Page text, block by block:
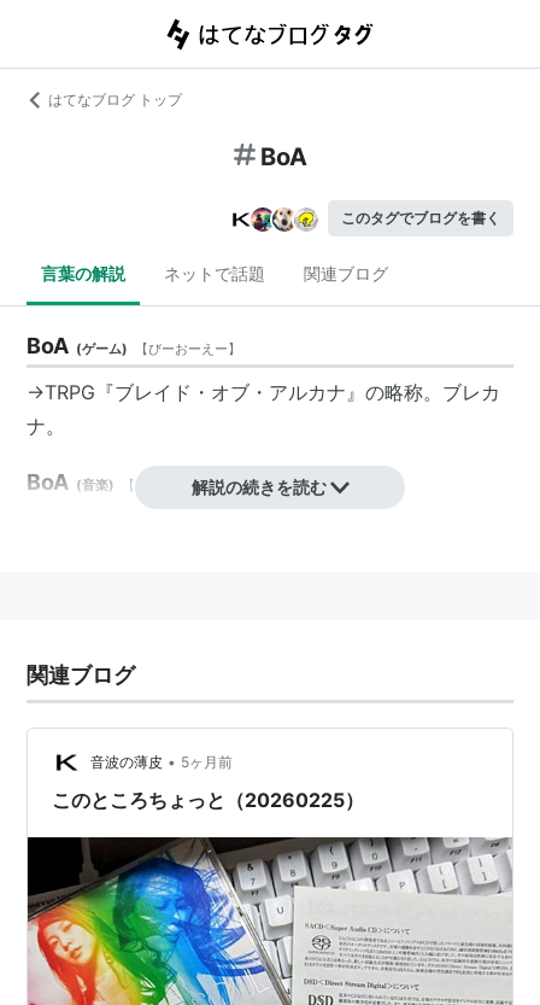
はてなブログ トップ
BoA
このタグでブログを書く
言葉の解説 ネットで話題 関連ブログ
BoA (ゲーム) 【びーおーえー】
→TRPG『ブレイド・オブ・アルカナ』の略称。ブレカ
ナ。
BoA (音楽) 【ぼあ
のち、2001年5月にシングル『ID;Peace B』で日本デビ
ュー。日韓をまたにかけて活躍する「アジアの歌姫」で
ある。2003年1月にアルバム『VALENTI』をリリース
し、オリコンアルバムチャート２週連続１位、１１０万
枚を突破した。
2002年3月13日にリリースされたシングル「Every
Heart-ミンナノキモチ-」は日本初のCCCD。
2008年11月にシングル「Eat You Up」で全米デビュ
ー。
アルバム
解説の続きを読む
関連ブログ
音波の薄皮 • 5ヶ月前
このところちょっと（20260225）